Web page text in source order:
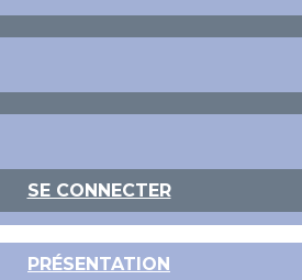
SE CONNECTER
PRÉSENTATION